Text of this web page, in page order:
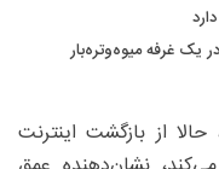
از بازگشت اینترنت